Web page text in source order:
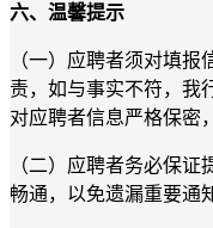
六、温馨提示
（一）应聘者须对填
责，如与事实不符，我
对应聘者信息严格保密
（二）应聘者务必保
畅通，以免遗漏重要通